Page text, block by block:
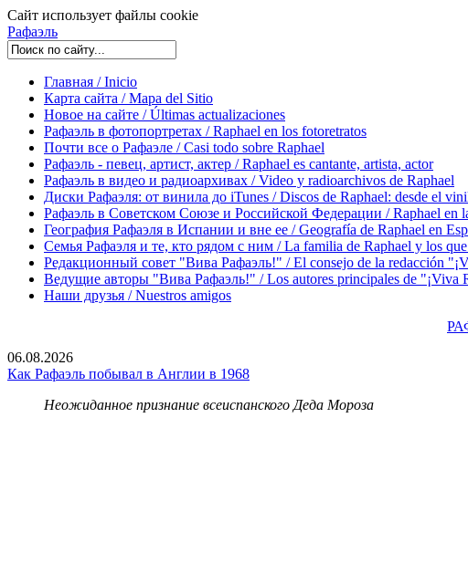
Сайт использует файлы cookie
Рафаэль
Главная / Inicio
Карта сайта / Mapa del Sitio
Новое на сайте / Últimas actualizaciones
Рафаэль в фотопортретах / Raphael en los fotoretratos
Почти все о Рафаэле / Casi todo sobre Raphael
Рафаэль - певец, артист, актер / Raphael es cantante, artista, actor
Рафаэль в видео и радиоархивах / Video y radioarchivos de Raphael
Диски Рафаэля: от винила до iTunes / Discos de Raphael: desde el
Рафаэль в Советском Союзе и Российской Федерации / Raphael en
География Рафаэля в Испании и вне ее / Geografía de Raphael en
Семья Рафаэля и те, кто рядом с ним / La familia de Raphael y los que
Редакционный совет "Вива Рафаэль!" / El consejo de la redacción
Ведущие авторы "Вива Рафаэль!" / Los autores principales de "¡Viva
Наши друзья / Nuestros amigos
06.08.2026
Как Рафаэль побывал в Англии в 1968
Неожиданное признание всеиспанского Деда Мороза